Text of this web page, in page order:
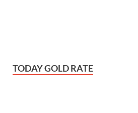
TODAY GOLD RATE